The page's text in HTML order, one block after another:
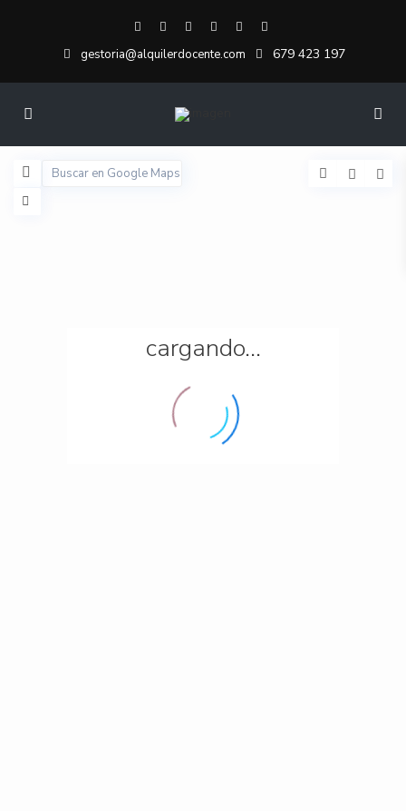
gestoria@alquilerdocente.com 679 423 197
cargando...